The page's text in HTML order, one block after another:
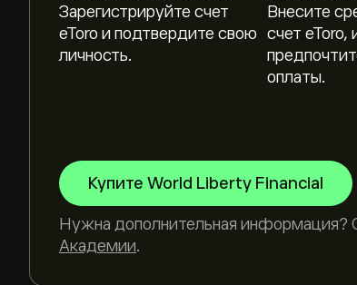
Зарегистрируйте счет
eToro и подтвердите свою
личность.
Внесите
счет eToro,
оплаты.
Купите World Liberty Financial
Нужна дополнительная информация?
Академии.